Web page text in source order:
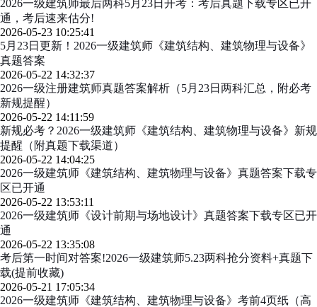
2026一级建筑师最后两科5月23日开考：考后真题下载专区已开
通，考后速来估分!
2026-05-23 10:25:41
5月23日更新！2026一级建筑师《建筑结构、建筑物理与设备》
真题答案
2026-05-22 14:32:37
2026一级注册建筑师真题答案解析（5月23日两科汇总，附必考
新规提醒）
2026-05-22 14:11:59
新规必考？2026一级建筑师《建筑结构、建筑物理与设备》新规
提醒（附真题下载渠道）
2026-05-22 14:04:25
2026一级建筑师《建筑结构、建筑物理与设备》真题答案下载专
区已开通
2026-05-22 13:53:11
2026一级建筑师《设计前期与场地设计》真题答案下载专区已开
通
2026-05-22 13:35:08
考后第一时间对答案!2026一级建筑师5.23两科抢分资料+真题下
载(提前收藏)
2026-05-21 17:05:34
2026一级建筑师《建筑结构、建筑物理与设备》考前4页纸（高